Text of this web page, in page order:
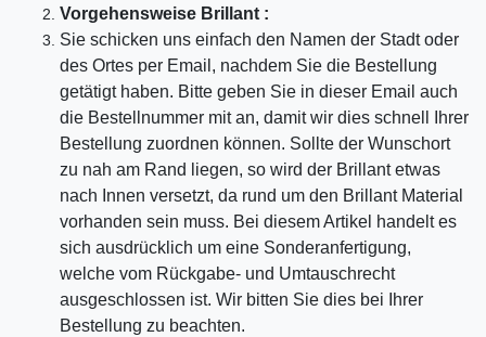
Vorgehensweise Brillant :
Sie schicken uns einfach den Namen der Stadt oder
des Ortes per Email, nachdem Sie die Bestellung
getätigt haben. Bitte geben Sie in dieser Email auch
die Bestellnummer mit an, damit wir dies schnell Ihrer
Bestellung zuordnen können. Sollte der Wunschort
zu nah am Rand liegen, so wird der Brillant etwas
nach Innen versetzt, da rund um den Brillant Material
vorhanden sein muss. Bei diesem Artikel handelt es
sich ausdrücklich um eine Sonderanfertigung,
welche vom Rückgabe- und Umtauschrecht
ausgeschlossen ist. Wir bitten Sie dies bei Ihrer
Bestellung zu beachten.